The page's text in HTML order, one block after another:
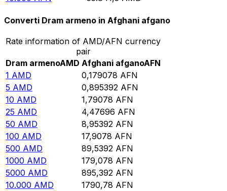
Converti Dram armeno in Afghani afgano
Rate information of AMD/AFN currency
pair
Dram armenoAMD Afghani afganoAFN
1 AMD 0,179078 AFN
5 AMD 0,895392 AFN
10 AMD 1,79078 AFN
25 AMD 4,47696 AFN
50 AMD 8,95392 AFN
100 AMD 17,9078 AFN
500 AMD 89,5392 AFN
1000 AMD 179,078 AFN
5000 AMD 895,392 AFN
10.000 AMD 1790,78 AFN